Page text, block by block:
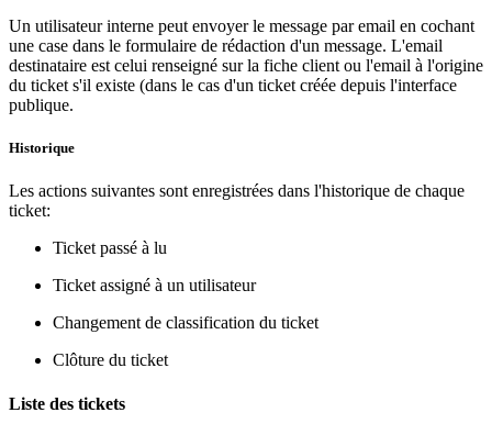
Un utilisateur interne peut envoyer le message par email en cochant
une case dans le formulaire de rédaction d'un message. L'email
destinataire est celui renseigné sur la fiche client ou l'email à l'origine
du ticket s'il existe (dans le cas d'un ticket créée depuis l'interface
publique.
Historique
Les actions suivantes sont enregistrées dans l'historique de chaque
ticket:
Ticket passé à lu
Ticket assigné à un utilisateur
Changement de classification du ticket
Clôture du ticket
Liste des tickets